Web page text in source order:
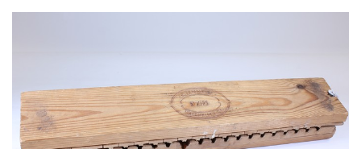
Sprache
Unterstützung.
in
angezeigt.